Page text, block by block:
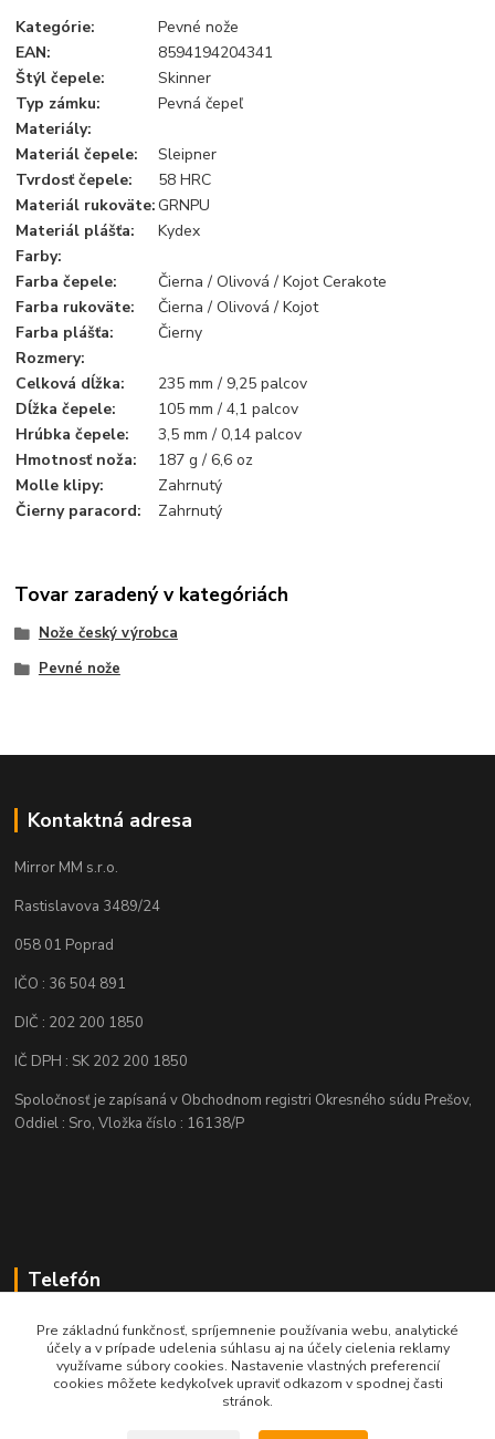
Kategórie:
Pevné nože
EAN:
8594194204341
Štýl čepele:
Skinner
Typ zámku:
Pevná čepeľ
Materiály:
Materiál čepele:
Sleipner
Tvrdosť čepele:
58 HRC
Materiál rukoväte: GRNPU
Materiál plášťa:
Kydex
Farby:
Farba čepele:
Čierna / Olivová / Kojot Cerakote
Farba rukoväte:
Čierna / Olivová / Kojot
Farba plášťa:
Čierny
Rozmery:
Celková dĺžka:
235 mm / 9,25 palcov
Dĺžka čepele:
105 mm / 4,1 palcov
Hrúbka čepele:
3,5 mm / 0,14 palcov
Hmotnosť noža:
187 g / 6,6 oz
Molle klipy:
Zahrnutý
Čierny paracord: Zahrnutý
Tovar zaradený v kategóriách
Nože český výrobca
Pevné nože
Kontaktná adresa
Mirror MM s.r.o.
Rastislavova 3489/24
058 01 Poprad
IČO : 36 504 891
DIČ : 202 200 1850
IČ DPH : SK 202 200 1850
Spoločnosť je zapísaná v Obchodnom registri Okresného súdu Prešov,
Oddiel : Sro, Vložka číslo : 16138/P
Telefón
+421 905 622 625
obchod@nozeplus.sk
Pre základnú funkčnosť, spríjemnenie používania webu, analytické
účely a v prípade udelenia súhlasu aj na účely cielenia reklamy
využívame súbory cookies. Nastavenie vlastných preferencií
cookies môžete kedykoľvek upraviť odkazom v spodnej časti
stránok.